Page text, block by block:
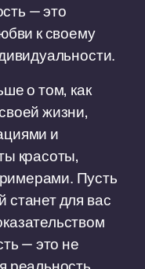
— это
к своему
о том, как
жизни,
и
красоты,
Пусть
станет для вас
— это не